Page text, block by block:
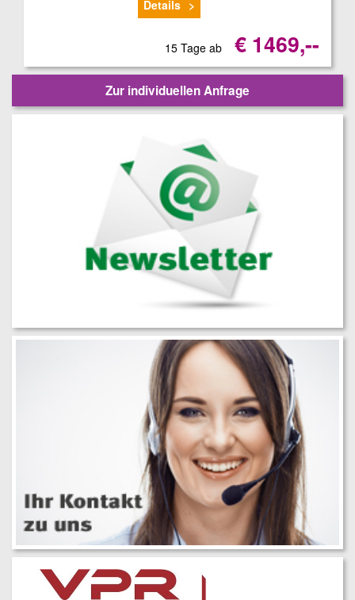
Details
15 Tage ab € 1469,--
Zur individuellen Anfrage